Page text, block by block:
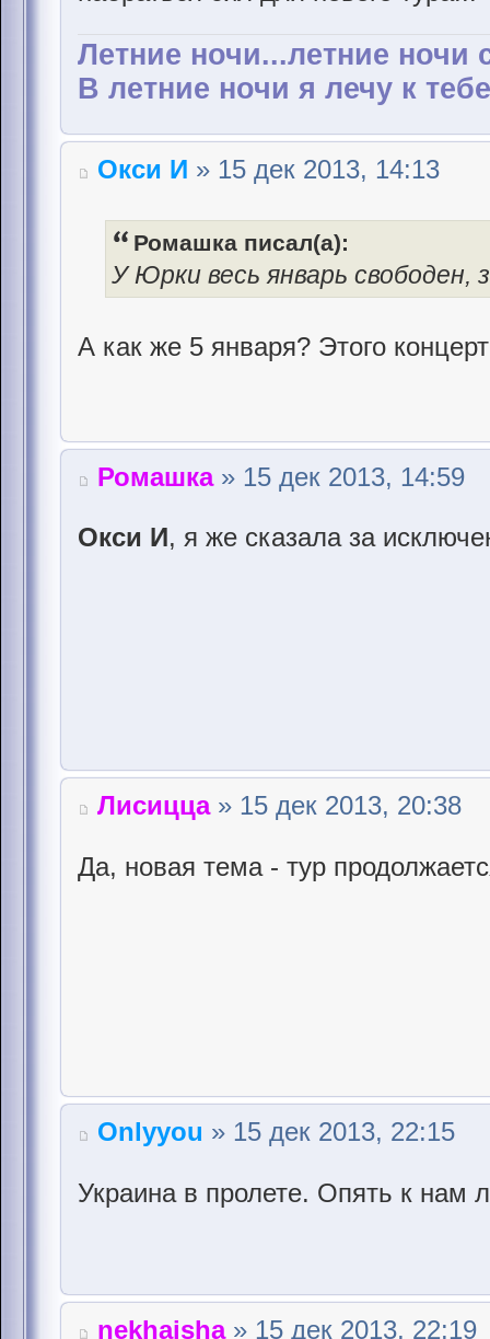
Летние ночи...летние ночи
В летние ночи я лечу к
Окси И » 15 дек 2013, 14:13
Ромашка писал(а):
У Юрки весь январь свободен,
А как же 5 января? Этого
Ромашка» 15 дек 2013, 14:59
Окси И, я же сказала за
Лисицца» 15 дек 2013, 20:38
Да, новая тема - тур
Onlyyou » 15 дек 2013, 22:15
Украина в пролете. Опять к нам
nekhajsha» 15 дек 2013, 22:19